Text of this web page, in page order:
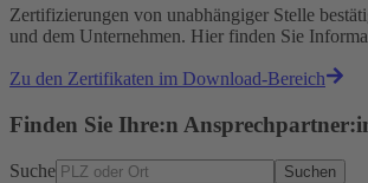
Zertifizierungen von unabhängiger Stelle
und dem Unternehmen. Hier finden Sie
Zu den Zertifikaten im Download-Bereich
Finden Sie Ihre:n
Suche Suchen